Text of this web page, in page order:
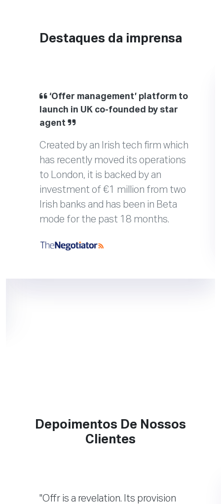
Destaques da imprensa
‘Offer management’ platform to
launch in UK co-founded by star
agent
Created by an Irish tech firm which
has recently moved its operations
to London, it is backed by an
investment of €1 million from two
Irish banks and has been in Beta
mode for the past 18 months.
Depoimentos De Nossos
Clientes
"Offr is a revelation. Its provision